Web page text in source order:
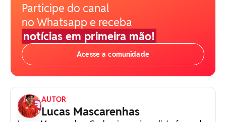
Participe do canal
no Whatsapp e receba
notícias em primeira mão!
Acesse a comunidade
AUTOR
Lucas Mascarenhas